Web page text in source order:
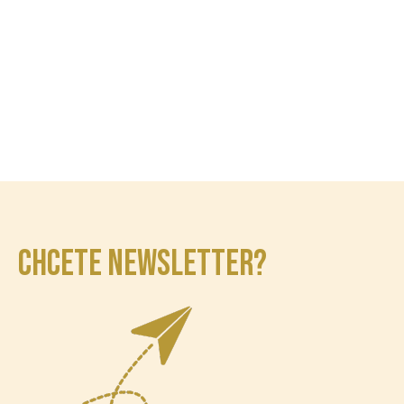
CHCETE NEWSLETTER?